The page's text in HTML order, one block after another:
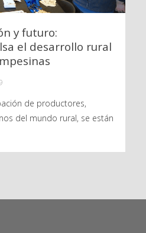
y futuro:
el desarrollo rural
de productores,
del mundo rural, se están